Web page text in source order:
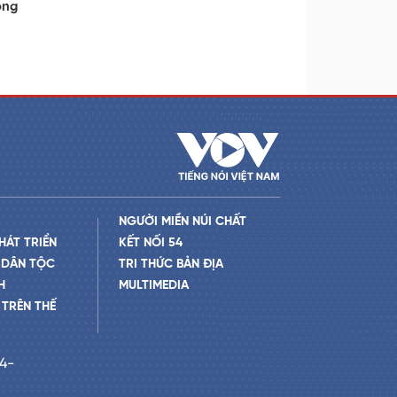
TRIỂN
TỘC
THẾ
NGƯỜI MIỀN NÚI CHẤT
KẾT NỐI 54
TRI THỨC BẢN ĐỊA
MULTIMEDIA